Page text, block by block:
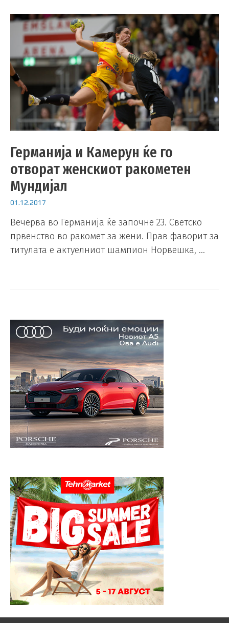
Германија и Камерун ќе го
отворат женскиот ракометен
Мундијал
01.12.2017
Вечерва во Германија ќе започне 23. Светско
првенство во ракомет за жени. Прав фаворит за
титулата е актуелниот шампион Норвешка, …